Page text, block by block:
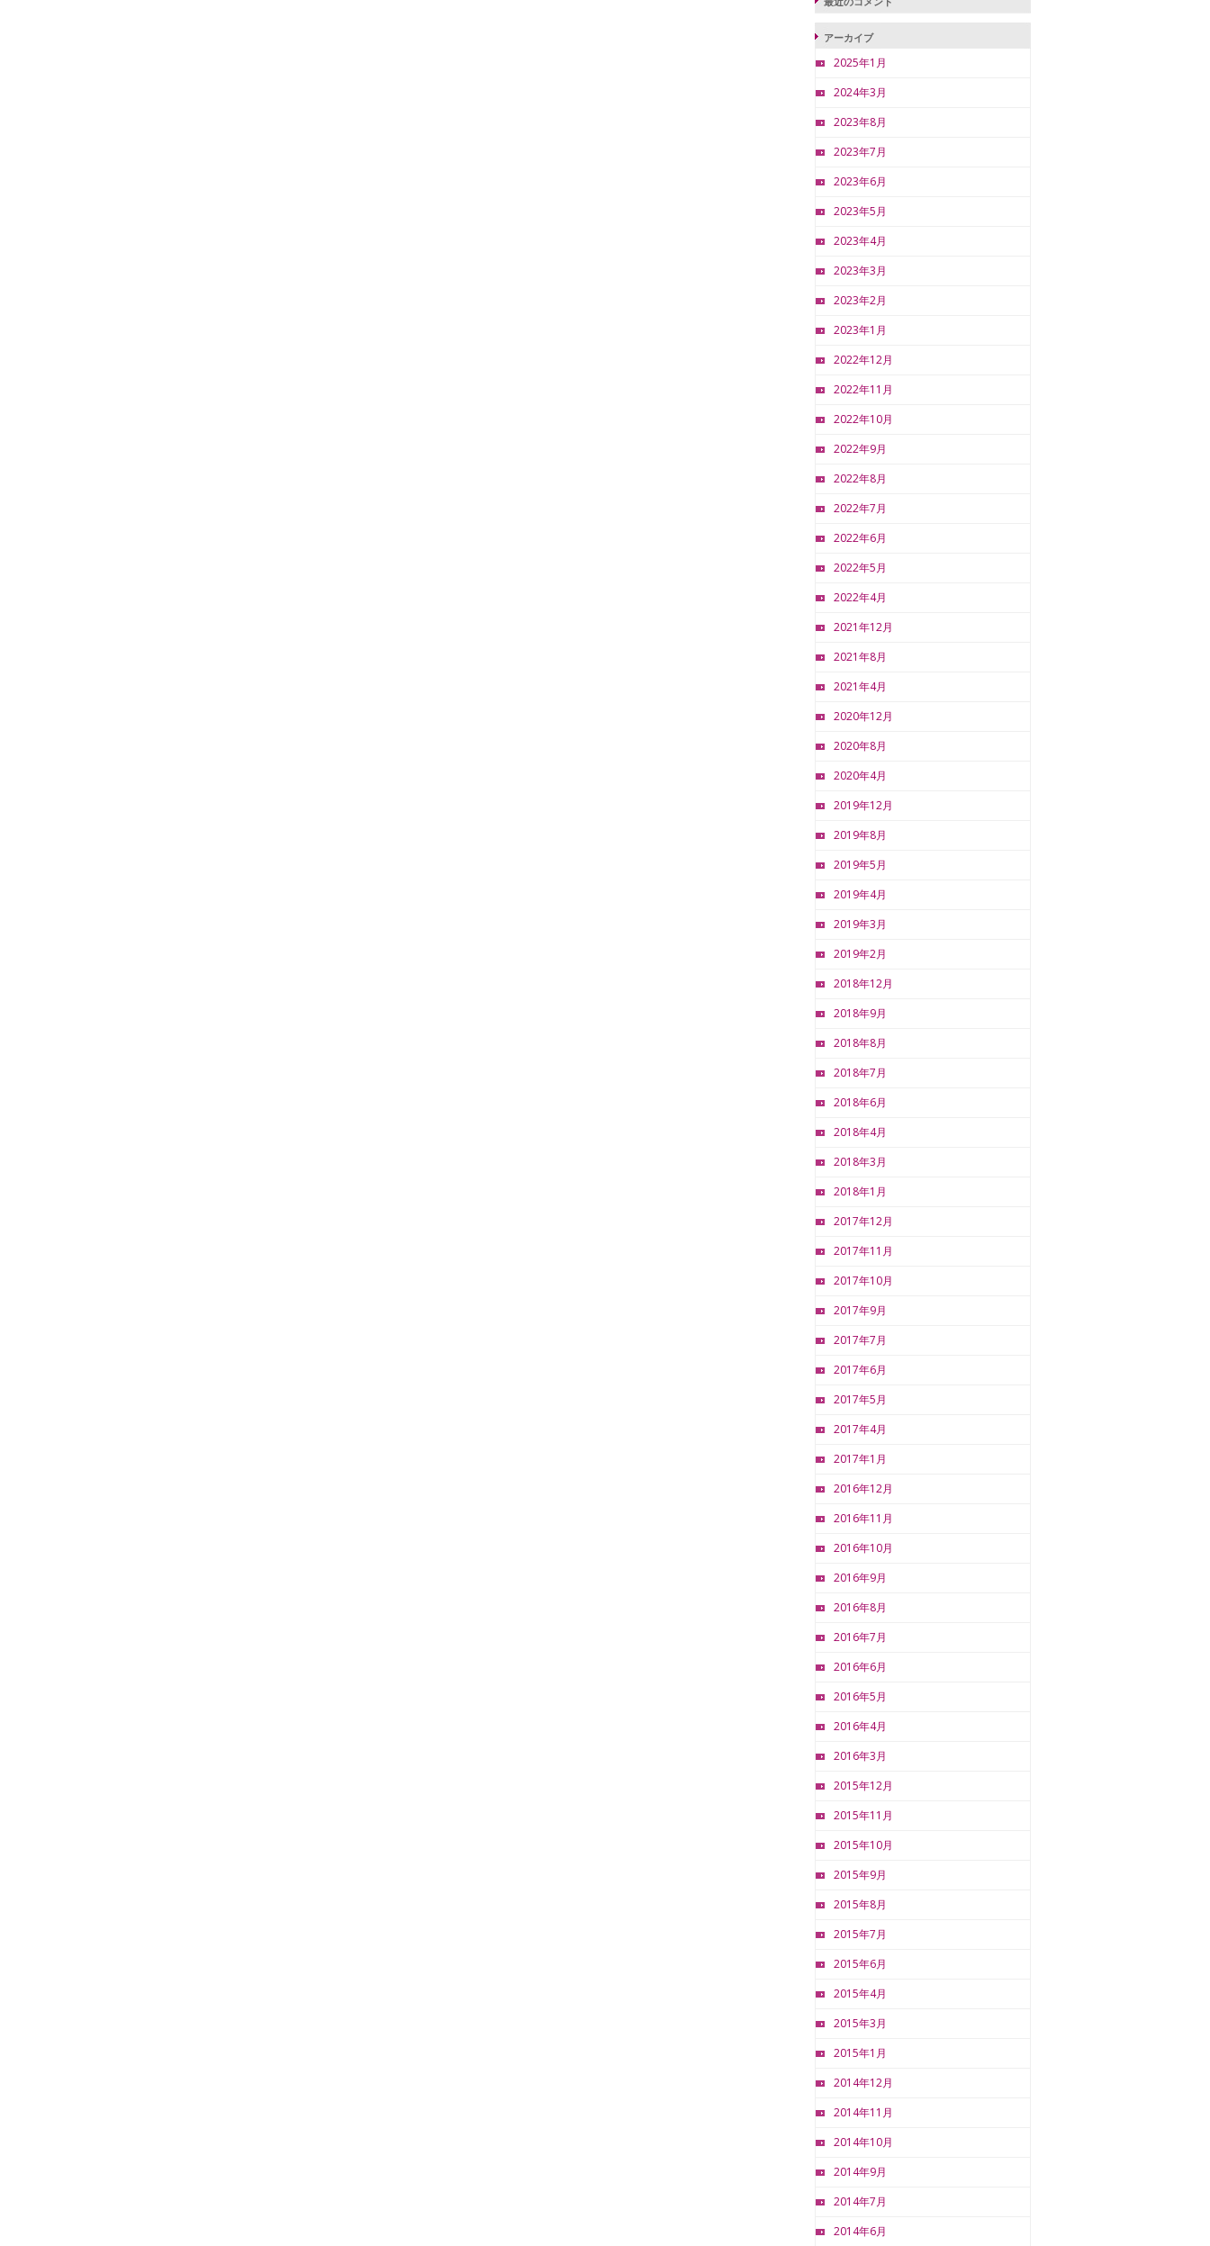
最近のコメント
アーカイブ
2025年1月
2024年3月
2023年8月
2023年7月
2023年6月
2023年5月
2023年4月
2023年3月
2023年2月
2023年1月
2022年12月
2022年11月
2022年10月
2022年9月
2022年8月
2022年7月
2022年6月
2022年5月
2022年4月
2021年12月
2021年8月
2021年4月
2020年12月
2020年8月
2020年4月
2019年12月
2019年8月
2019年5月
2019年4月
2019年3月
2019年2月
2018年12月
2018年9月
2018年8月
2018年7月
2018年6月
2018年4月
2018年3月
2018年1月
2017年12月
2017年11月
2017年10月
2017年9月
2017年7月
2017年6月
2017年5月
2017年4月
2017年1月
2016年12月
2016年11月
2016年10月
2016年9月
2016年8月
2016年7月
2016年6月
2016年5月
2016年4月
2016年3月
2015年12月
2015年11月
2015年10月
2015年9月
2015年8月
2015年7月
2015年6月
2015年4月
2015年3月
2015年1月
2014年12月
2014年11月
2014年10月
2014年9月
2014年7月
2014年6月